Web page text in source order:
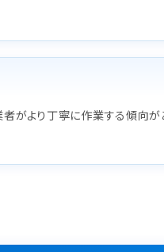
者がより丁寧に作業する傾向が